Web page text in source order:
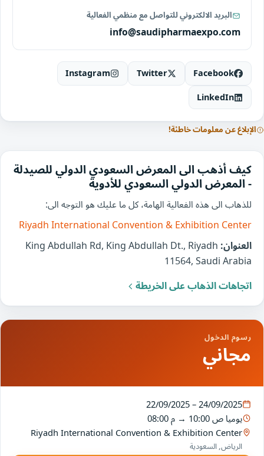
البريد الالكتروني للتواصل مع منظمي الفعالية
info@saudipharmaexpo.com
Facebook
Twitter
Instagram
LinkedIn
الإبلاغ عن معلومات خاطئة!
كيف أذهب الى المعرض السعودي الدولي للصيدلة
- المعرض الدولي السعودي للأدوية
للذهاب الى هذه الفعالية الهامة، كل ما عليك هو التوجه الى:
Riyadh International Convention & Exhibition Center
العنوان:King Abdullah Rd, King Abdullah Dt., Riyadh
11564, Saudi Arabia
اتجاهات الذهاب على الخريطة
رسوم الدخول
مجاني
22/09/2025 – 24/09/2025
يوميا10:00 ص →08:00 م
Riyadh International Convention & Exhibition Center
الرياض, السعودية